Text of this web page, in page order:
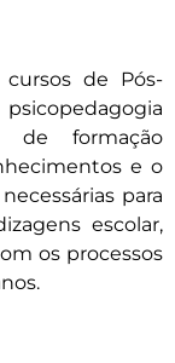
cursos de Pós-
de formação
e o
para
escolar,
os processos